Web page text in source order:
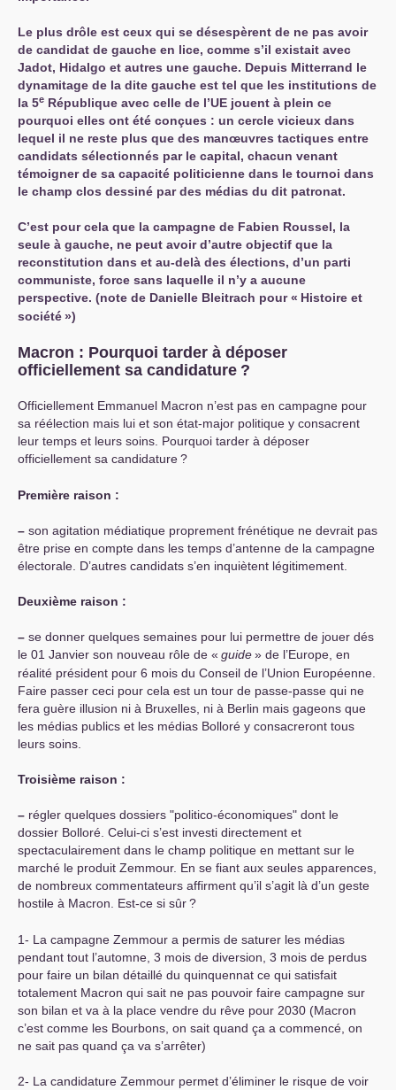
Le plus drôle est ceux qui se désespèrent de ne pas avoir
de candidat de gauche en lice, comme s’il existait avec
Jadot, Hidalgo et autres une gauche. Depuis Mitterrand le
dynamitage de la dite gauche est tel que les institutions de
la 5e République avec celle de l’UE jouent à plein ce
pourquoi elles ont été conçues : un cercle vicieux dans
lequel il ne reste plus que des manœuvres tactiques entre
candidats sélectionnés par le capital, chacun venant
témoigner de sa capacité politicienne dans le tournoi dans
le champ clos dessiné par des médias du dit patronat.
C’est pour cela que la campagne de Fabien Roussel, la
seule à gauche, ne peut avoir d’autre objectif que la
reconstitution dans et au-delà des élections, d’un parti
communiste, force sans laquelle il n’y a aucune
perspective. (note de Danielle Bleitrach pour « Histoire et
société»)
Macron : Pourquoi tarder à déposer
officiellement sa candidature ?
Officiellement Emmanuel Macron n’est pas en campagne pour
sa réélection mais lui et son état-major politique y consacrent
leur temps et leurs soins. Pourquoi tarder à déposer
officiellement sa candidature?
Première raison :
– son agitation médiatique proprement frénétique ne devrait pas
être prise en compte dans les temps d’antenne de la campagne
électorale. D’autres candidats s’en inquiètent légitimement.
Deuxième raison :
– se donner quelques semaines pour lui permettre de jouer dés
le 01 Janvier son nouveau rôle de « guide» de l’Europe, en
réalité président pour 6 mois du Conseil de l’Union Européenne.
Faire passer ceci pour cela est un tour de passe-passe qui ne
fera guère illusion ni à Bruxelles, ni à Berlin mais gageons que
les médias publics et les médias Bolloré y consacreront tous
leurs soins.
Troisième raison :
– régler quelques dossiers "politico-économiques" dont le
dossier Bolloré. Celui-ci s’est investi directement et
spectaculairement dans le champ politique en mettant sur le
marché le produit Zemmour. En se fiant aux seules apparences,
de nombreux commentateurs affirment qu’il s’agit là d’un geste
hostile à Macron. Est-ce si sûr?
1- La campagne Zemmour a permis de saturer les médias
pendant tout l’automne, 3 mois de diversion, 3 mois de perdus
pour faire un bilan détaillé du quinquennat ce qui satisfait
totalement Macron qui sait ne pas pouvoir faire campagne sur
son bilan et va à la place vendre du rêve pour 2030 (Macron
c’est comme les Bourbons, on sait quand ça a commencé, on
ne sait pas quand ça va s’arrêter)
2- La candidature Zemmour permet d’éliminer le risque de voir